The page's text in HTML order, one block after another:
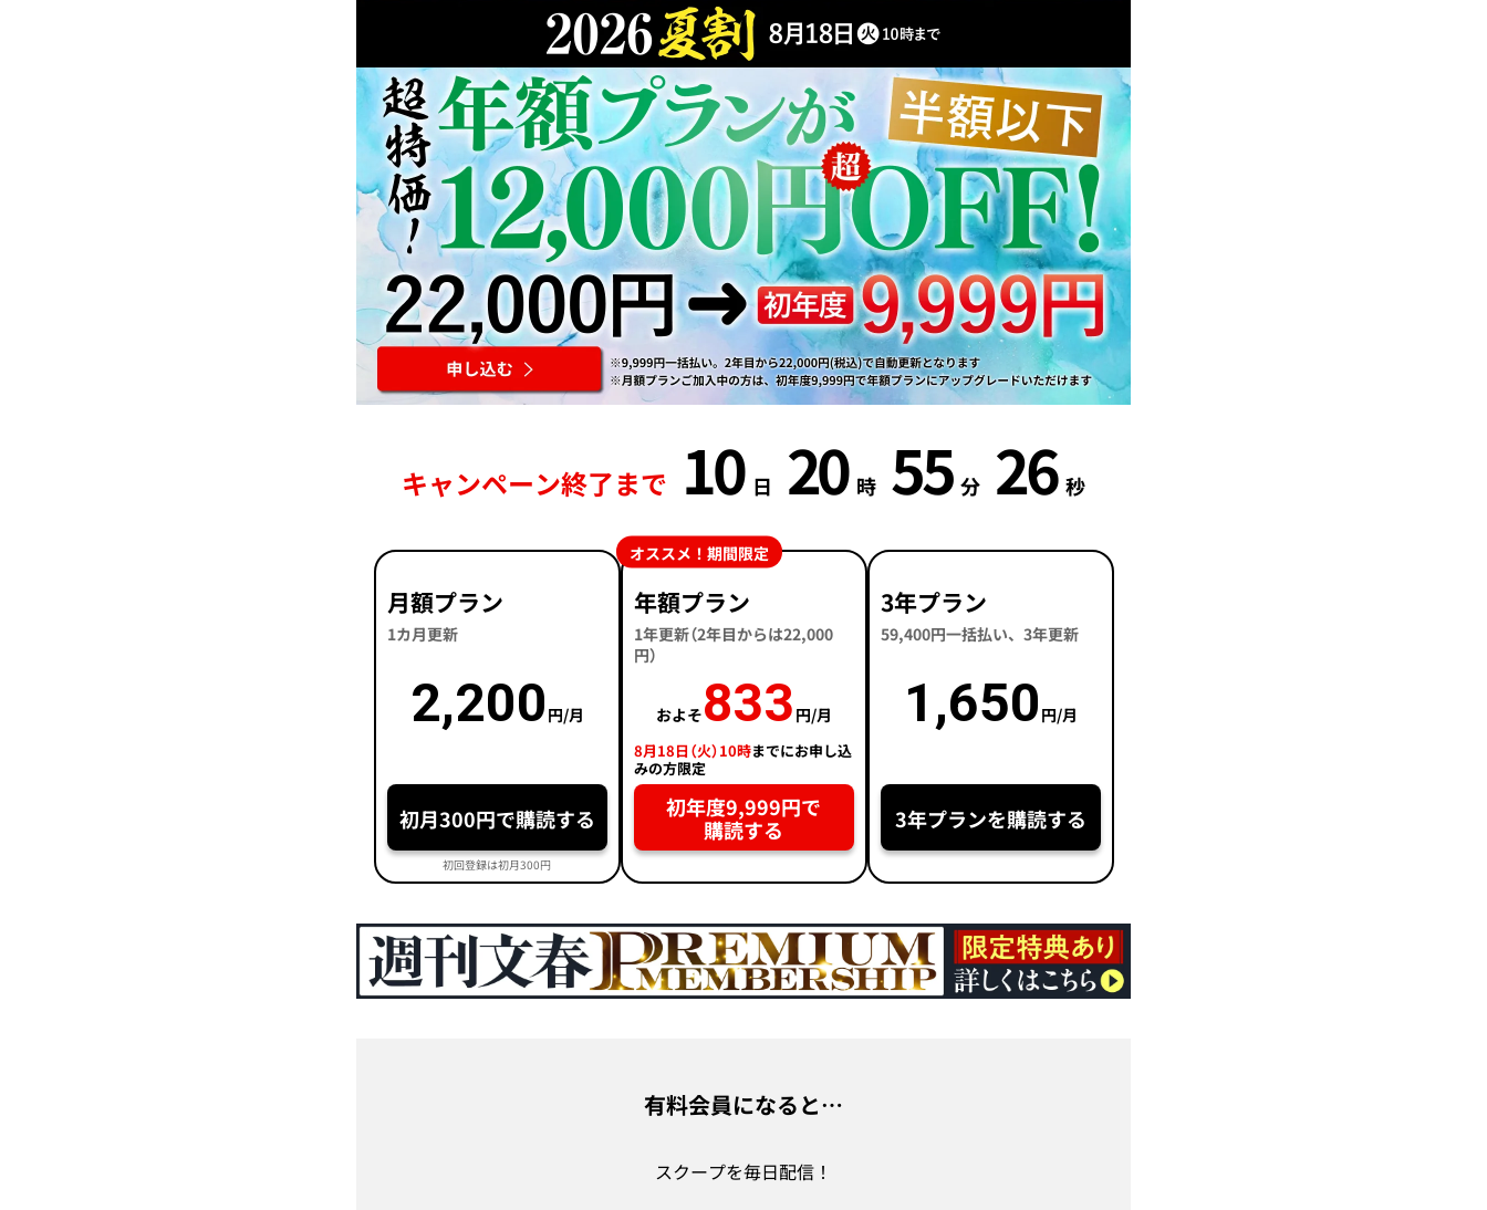
キャンペーン終了まで 10 日 20 時 55 分 24 秒
月額プラン
1カ月更新
2,200 円/月
初月300円で購読する
初回登録は初月300円
年額プラン
1年更新（2年目からは22,000
円）
およそ833 円/月
8月18日（火）10時までにお申し込
みの方限定
初年度9,999円で
購読する
オススメ！期間限定
3年プラン
59,400円一括払い、3年更新
1,650 円/月
3年プランを購読する
有料会員になると…
スクープを毎日配信！